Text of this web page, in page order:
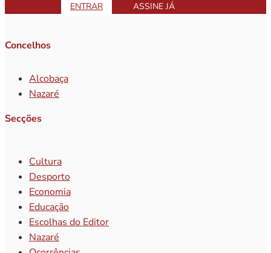
ENTRAR ASSINE JÁ
Concelhos
Alcobaça
Nazaré
Secções
Cultura
Desporto
Economia
Educação
Escolhas do Editor
Nazaré